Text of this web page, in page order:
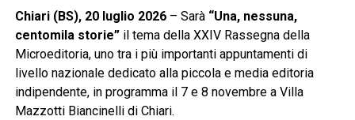
Chiari (BS), 20 luglio 2026– Sarà “Una, nessuna,
centomila storie”il tema della XXIV Rassegna della
Microeditoria, uno tra i più importanti appuntamenti di
livello nazionale dedicato alla piccola e media editoria
indipendente, in programma il 7 e 8 novembre a Villa
Mazzotti Biancinelli di Chiari.